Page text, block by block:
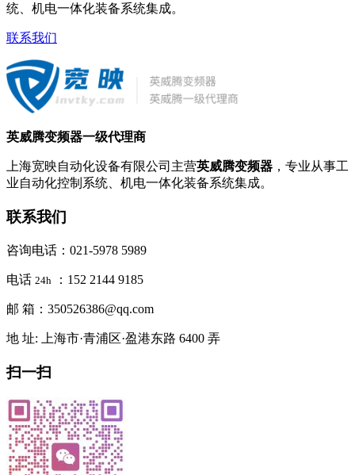
统、机电一体化装备系统集成。
联系我们
英威腾变频器一级代理商
上海宽映自动化设备有限公司主营英威腾变频器 ，专业从事工
业自动化控制系统、机电一体化装备系统集成。
联系我们
咨询电话：021-5978 5989
电话 24h ：152 2144 9185
邮 箱：350526386@qq.com
地 址: 上海市·青浦区·盈港东路 6400 弄
扫一扫